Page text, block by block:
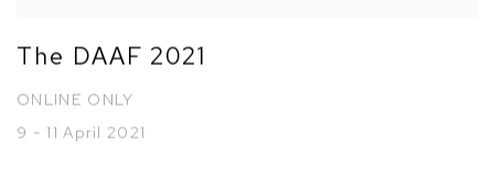
The DAAF 2021
ONLINE ONLY
9 - 11 April 2021